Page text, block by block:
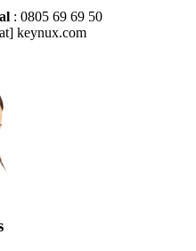
: 0805 69 69 50
keynux.com